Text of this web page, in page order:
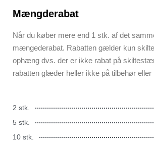
Mængderabat
Når du køber mere end 1 stk. af det
mængederabat. Rabatten gælder kun
ophæng dvs. der er ikke rabat på
rabatten glæder heller ikke på tilbehør
2 stk.
5 stk.
10 stk.